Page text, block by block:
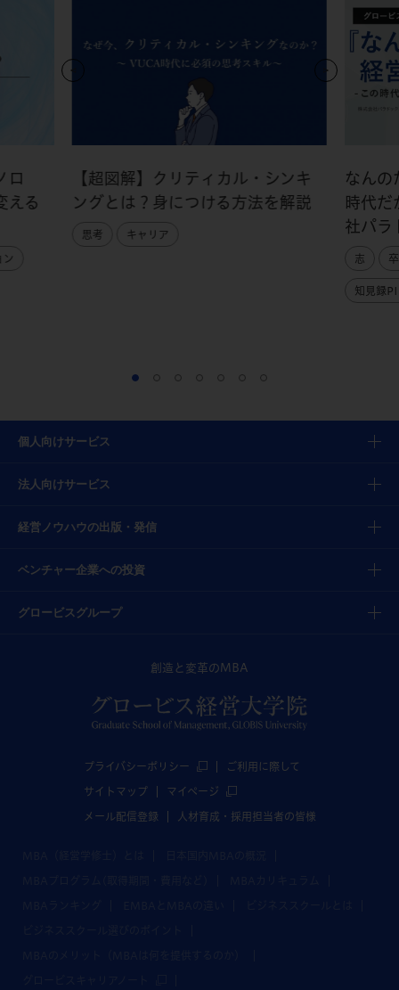
ロ
える
ン
【超図解】クリティカル・シンキ
ングとは？身につける方法を解説
思考 キャリア
なんの
時代だ
社パラ
志
知見録
個人向けサービス
法人向けサービス
経営ノウハウの出版・発信
ベンチャー企業への投資
グロービスグループ
創造と変革のMBA
プライバシーポリシー ご利用に際して
サイトマップ マイページ
メール配信登録 人材育成・採用担当者の皆様